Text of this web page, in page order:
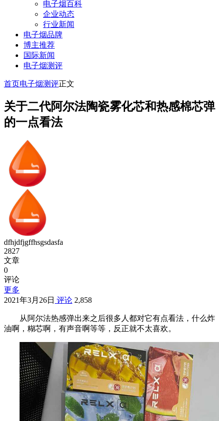
电子烟百科
企业动态
行业新闻
电子烟品牌
博主推荐
国际新闻
电子烟测评
首页电子烟测评正文
关于二代阿尔法陶瓷雾化芯和热感棉芯弹
的一点看法
dfhjdfjgffhsgsdasfa
2827
文章
0
评论
更多
2021年3月26日 评论 2,858
从阿尔法热感弹出来之后很多人都对它有点看法，什么炸
油啊，糊芯啊，有声音啊等等，反正就不太喜欢。